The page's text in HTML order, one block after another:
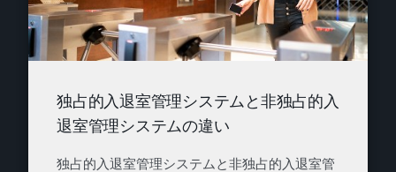
独占的入退室管理システムと非独占的入
退室管理システムの違い
独占的入退室管理システムと非独占的入退室管